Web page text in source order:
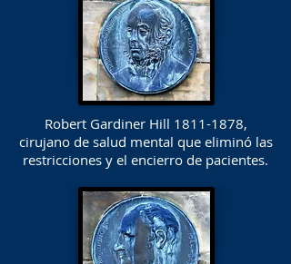
Robert Gardiner Hill 1811-1878,
cirujano de salud mental que eliminó las
restricciones y el encierro de pacientes.